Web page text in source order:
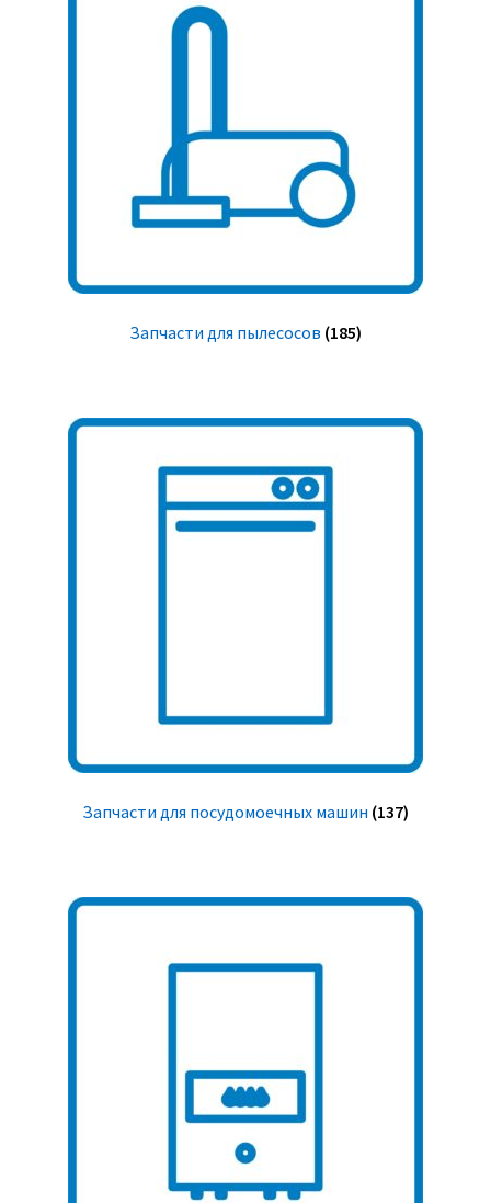
Запчасти для пылесосов (185)
Запчасти для посудомоечных машин (137)